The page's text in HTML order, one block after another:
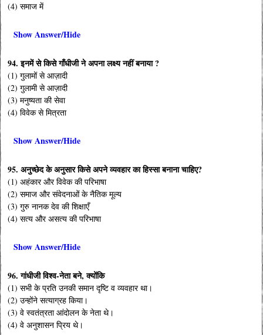
(4) समाज में
Show Answer/Hide
94. इनमें से किसे गाँधीजी ने अपना लक्ष्य नहीं बनाया ?
(1) गुलामों से आज़ादी
(2) गुलामी से आज़ादी
(3) मनुष्यता की सेवा
(4) विवेक से मित्रता
Show Answer/Hide
95. अनुच्छेद के अनुसार किसे अपने व्यवहार का हिस्सा बनाना चाहिए?
(1) अहंकार और विवेक की परिभाषा
(2) समाज और संवेदनाओं के नैतिक मूल्य
(3) गुरु नानक देव की शिक्षाएँ
(4) सत्य और असत्य की परिभाषा
Show Answer/Hide
96. गांधीजी विश्व-नेता बने, क्योंकि
(1) सभी के प्रति उनकी समान दृष्टि व व्यवहार था।
(2) उन्होंने सत्याग्रह किया।
(3) वे स्वतंत्रता आंदोलन के नेता थे।
(4) वे अनुशासन प्रिय थे।